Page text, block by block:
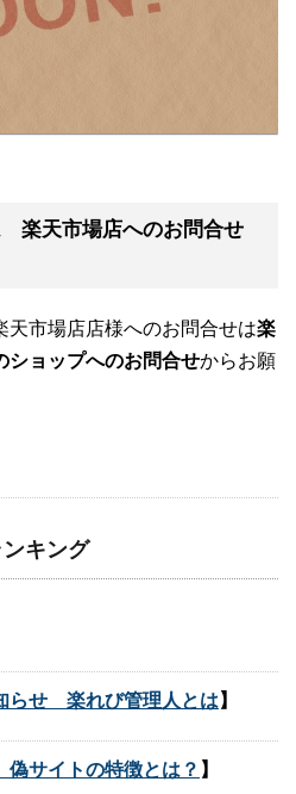
楽天市場店へのお問合せ
市場店店様へのお問合せは楽
ショップへのお問合せからお願
キング
らせ 楽れび管理人とは 】
偽サイトの特徴とは？ 】